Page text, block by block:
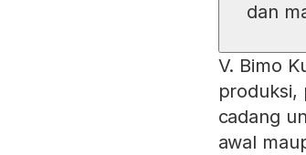
dan
V. Bimo
produksi,
cadang
awal